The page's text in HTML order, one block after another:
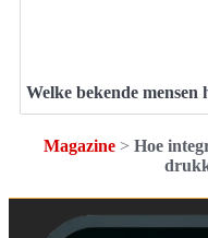
Welke bekende mensen
Magazine > Hoe